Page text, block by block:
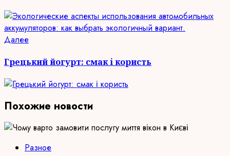
ДалееСледующая
Грецький йогурт: смак і користь
Похожие новости
Разное